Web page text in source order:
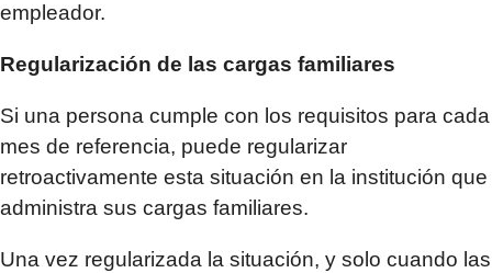
empleador.
Regularización de las cargas familiares
Si una persona cumple con los requisitos para cada
mes de referencia, puede regularizar
retroactivamente esta situación en la institución que
administra sus cargas familiares.
Una vez regularizada la situación, y solo cuando las